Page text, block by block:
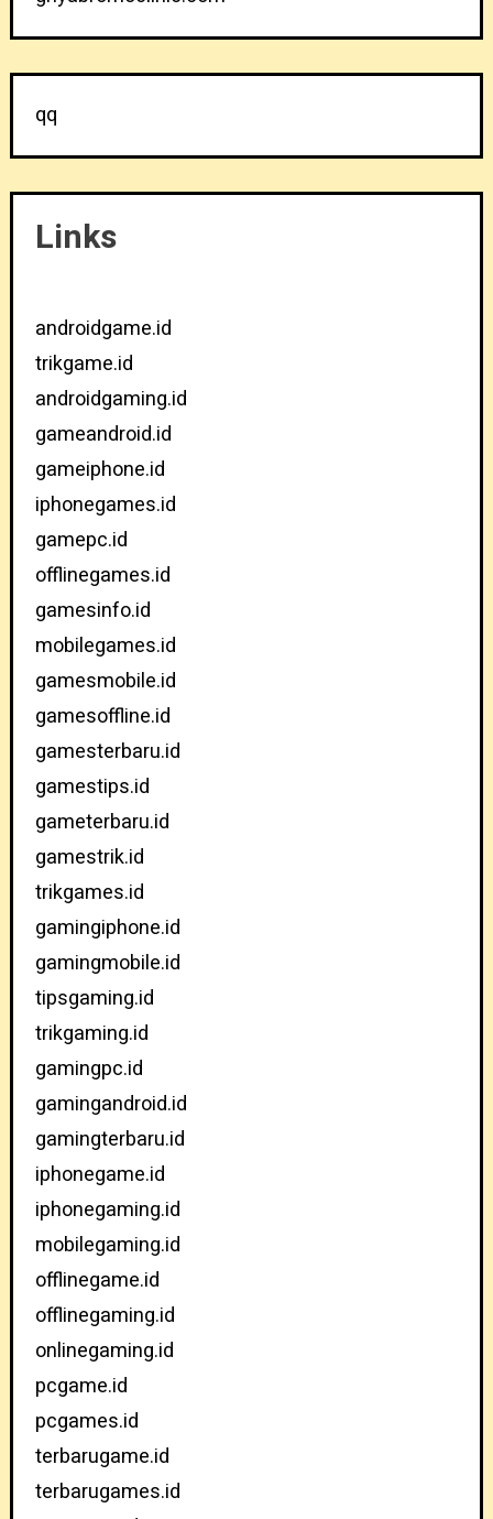
qq
Links
androidgame.id
trikgame.id
androidgaming.id
gameandroid.id
gameiphone.id
iphonegames.id
gamepc.id
offlinegames.id
gamesinfo.id
mobilegames.id
gamesmobile.id
gamesoffline.id
gamesterbaru.id
gamestips.id
gameterbaru.id
gamestrik.id
trikgames.id
gamingiphone.id
gamingmobile.id
tipsgaming.id
trikgaming.id
gamingpc.id
gamingandroid.id
gamingterbaru.id
iphonegame.id
iphonegaming.id
mobilegaming.id
offlinegame.id
offlinegaming.id
onlinegaming.id
pcgame.id
pcgames.id
terbarugame.id
terbarugames.id